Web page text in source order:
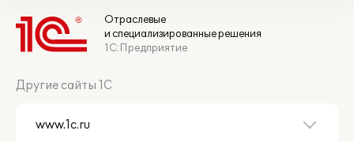
Отраслевые
и специализированные решения
1С:Предприятие
Другие сайты 1С